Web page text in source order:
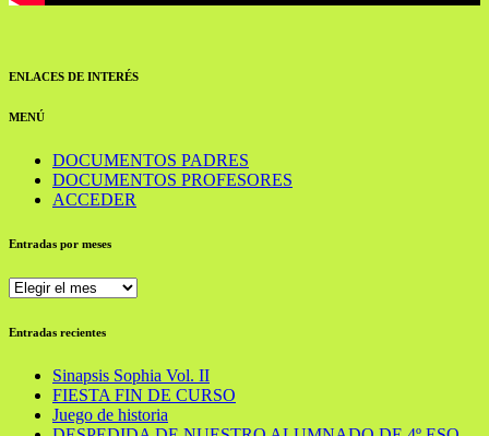
ENLACES DE INTERÉS
MENÚ
DOCUMENTOS PADRES
DOCUMENTOS PROFESORES
ACCEDER
Entradas por meses
Entradas
meses
Entradas recientes
Sinapsis Sophia Vol. II
FIESTA FIN DE CURSO
Juego de historia